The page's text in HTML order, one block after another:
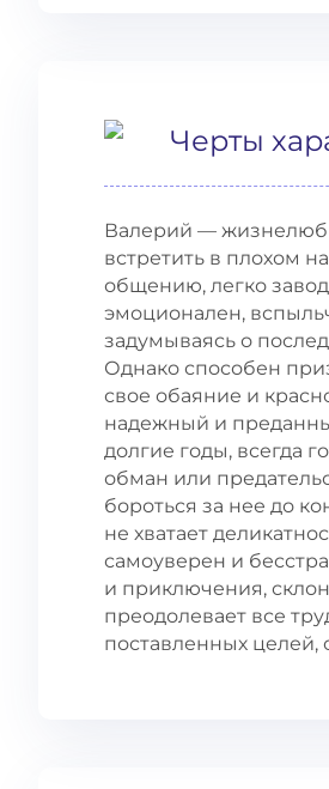
Черты
Валерий — жизнелюб
встретить в плохом
общению, легко
эмоционален,
задумываясь о
Однако способен
свое обаяние и
надежный и
долгие годы, всегда
обман или
бороться за нее до
не хватает
самоуверен и
и приключения,
преодолевает все
поставленных целей,